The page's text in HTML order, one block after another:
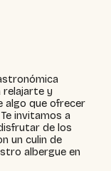
relajarte y
algo que ofrecer
invitamos a
de los
un culin de
albergue en